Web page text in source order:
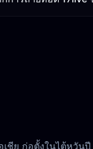
ย ก่อตั้งในไต้หวัน